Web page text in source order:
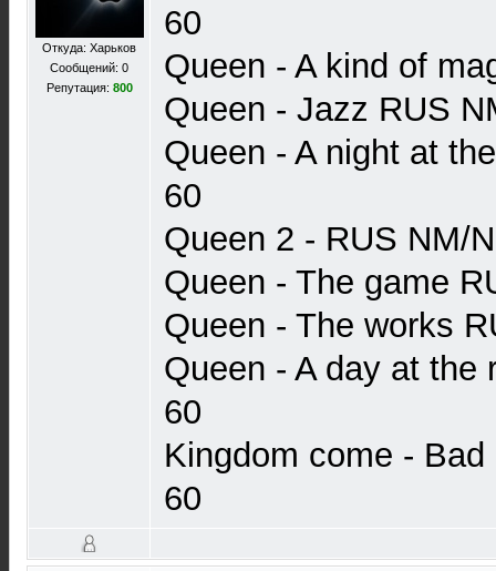
Откуда: Харьков
Сообщений: 0
Репутация: 800
60
Queen - A kind of
Queen - Jazz RUS
Queen - A night at
60
Queen 2 - RUS NM/
Queen - The game
Queen - The works
Queen - A day at the
60
Kingdom come -
60